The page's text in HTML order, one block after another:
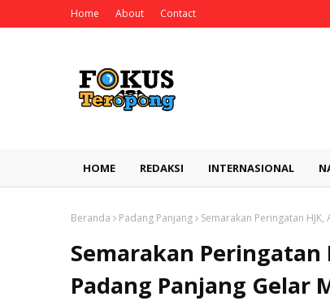
Home About Contact
HOME REDAKSI INTERNASIONAL
Beranda Padang Panjang Semarakan Peringatan
Semarakan Peringatan
Padang Panjang Gelar